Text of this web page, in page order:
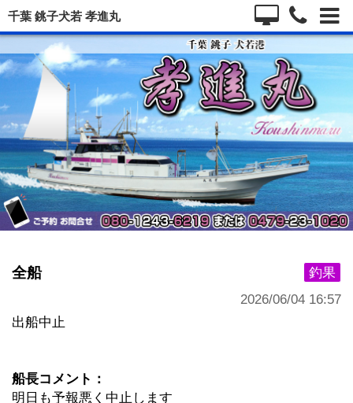
千葉 銚子犬若 孝進丸
釣果
全船
2026/06/04 16:57
出船中止
船長コメント：
明日も予報悪く中止します